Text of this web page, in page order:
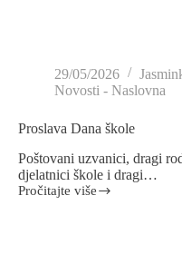
29/05/2026
Novosti - Naslovna
Proslava Dana škole
Poštovani uzvanici, dragi
djelatnici škole i dragi…
Pročitajte više